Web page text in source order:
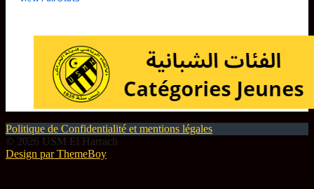
Politique de Confidentialité et mentions légales
© 2026 USM El Harrach
Design par ThemeBoy